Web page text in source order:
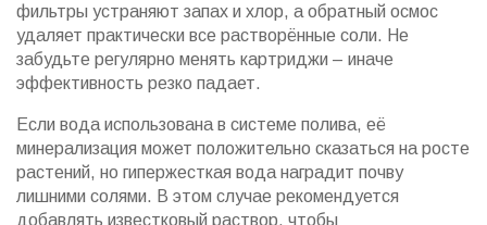
фильтры устраняют запах и хлор, а обратный осмос
удаляет практически все растворённые соли. Не
забудьте регулярно менять картриджи – иначе
эффективность резко падает.
Если вода использована в системе полива, её
минерализация может положительно сказаться на росте
растений, но гипержесткая вода наградит почву
лишними солями. В этом случае рекомендуется
добавлять известковый раствор, чтобы